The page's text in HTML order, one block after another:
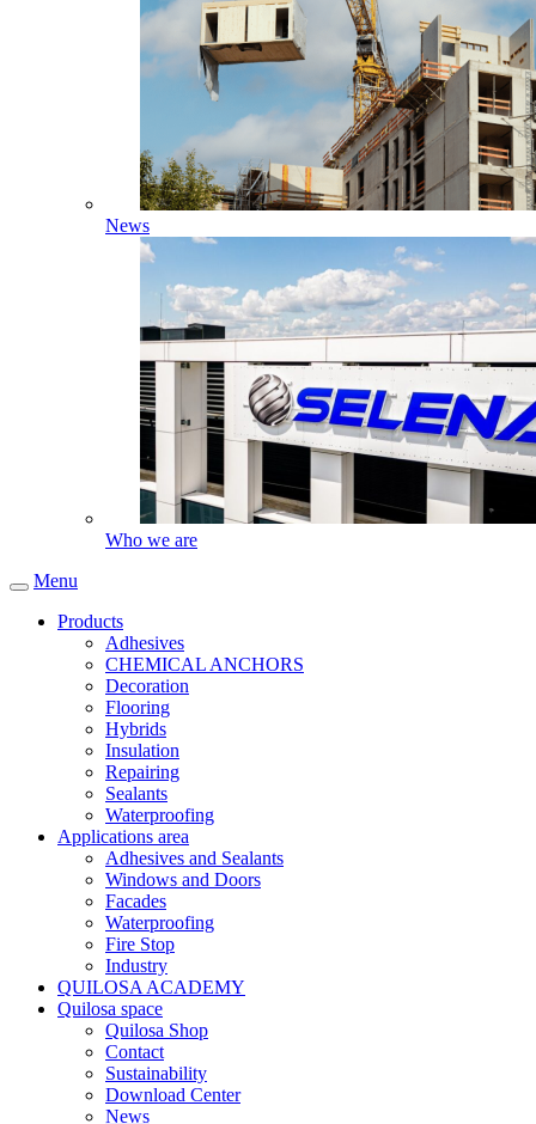
News
Who we are
Menu
Products
Adhesives
CHEMICAL ANCHORS
Decoration
Flooring
Hybrids
Insulation
Repairing
Sealants
Waterproofing
Applications area
Adhesives and Sealants
Windows and Doors
Facades
Waterproofing
Fire Stop
Industry
QUILOSA ACADEMY
Quilosa space
Quilosa Shop
Contact
Sustainability
Download Center
News